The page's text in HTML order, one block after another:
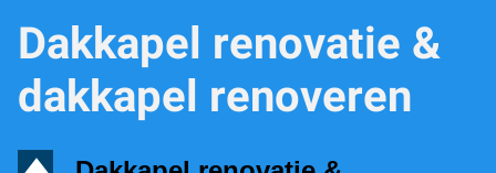
Dakkapel renovatie &
dakkapel renoveren